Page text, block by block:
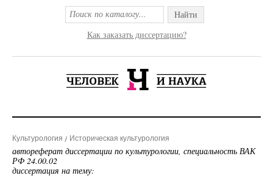
Найти
Как заказать диссертацию?
Культурология Историческая культурология
автореферат диссертации по культурологии, специальность ВАК
РФ 24.00.02
диссертация на тему: